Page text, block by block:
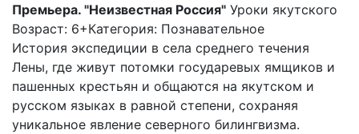
Премьера. "Неизвестная Россия" Уроки якутского
Возраст: 6+Категория: Познавательное
История экспедиции в села среднего течения
Лены, где живут потомки государевых ямщиков и
пашенных крестьян и общаются на якутском и
русском языках в равной степени, сохраняя
уникальное явление северного билингвизма.